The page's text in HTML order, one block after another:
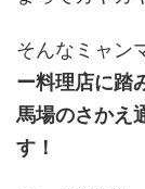
そんなミャン
ー料理店に踏
馬場のさかえ
す！